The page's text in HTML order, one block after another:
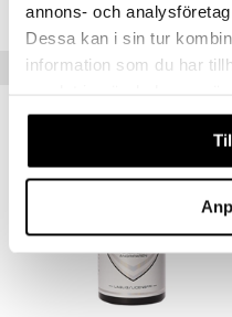
annons- och
Dessa kan i sin tur
information som du har
våra cookies vid fortsatt